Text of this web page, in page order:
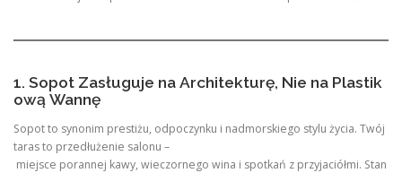
1. Sopot Zasługuje na Architekturę, Nie na Plastik
ową Wannę
Sopot to synonim prestiżu, odpoczynku i nadmorskiego stylu życia. Twój
taras to przedłużenie salonu –
miejsce porannej kawy, wieczornego wina i spotkań z przyjaciółmi. Stan